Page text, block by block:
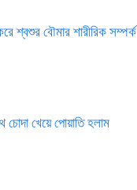
শ্বশুর বৌমার শারীরিক সম্পর্ক
চোদা খেয়ে পোয়াতি হলাম